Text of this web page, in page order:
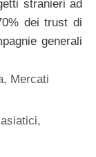
stranieri ad
dei trust di
generali
, Mercati
,